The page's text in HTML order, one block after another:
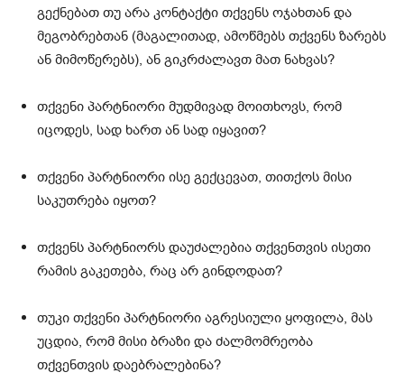
გექნებათ თუ არა კონტაქტი თქვენს ოჯახთან და
მეგობრებთან (მაგალითად, ამოწმებს თქვენს ზარებს
ან მიმოწერებს), ან გიკრძალავთ მათ ნახვას?
თქვენი პარტნიორი მუდმივად მოითხოვს, რომ
იცოდეს, სად ხართ ან სად იყავით?
თქვენი პარტნიორი ისე გექცევათ, თითქოს მისი
საკუთრება იყოთ?
თქვენს პარტნიორს დაუძალებია თქვენთვის ისეთი
რამის გაკეთება, რაც არ გინდოდათ?
თუკი თქვენი პარტნიორი აგრესიული ყოფილა, მას
უცდია, რომ მისი ბრაზი და ძალმომრეობა
თქვენთვის დაებრალებინა?